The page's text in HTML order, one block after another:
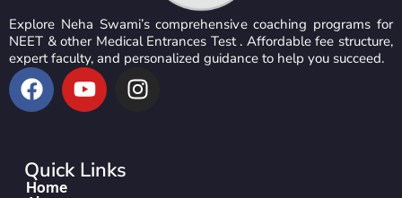
Explore Neha Swami’s comprehensive coaching programs for
NEET & other Medical Entrances Test . Affordable fee structure,
expert faculty, and personalized guidance to help you succeed.
Quick Links
Home